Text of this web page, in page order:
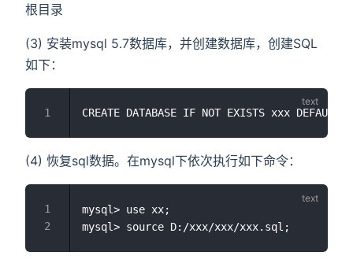
根目录
(3) 安装mysql 5.7数据库，并创建数据库，创建SQL
如下：
(4) 恢复sql数据。在mysql下依次执行如下命令：
mysql> use xx;